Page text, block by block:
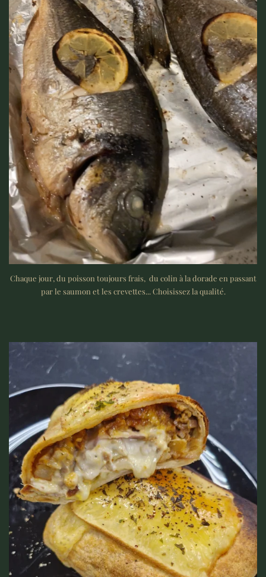
Chaque jour, du poisson toujours frais, du colin à la dorade en passant
par le saumon et les crevettes... Choisissez la qualité.